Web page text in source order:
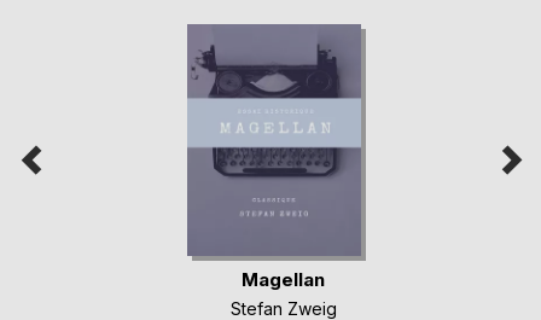
Magellan
Stefan Zweig